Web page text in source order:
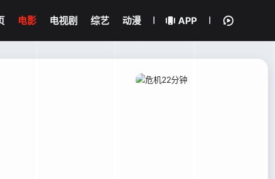
电影 电视剧 综艺 动漫 APP